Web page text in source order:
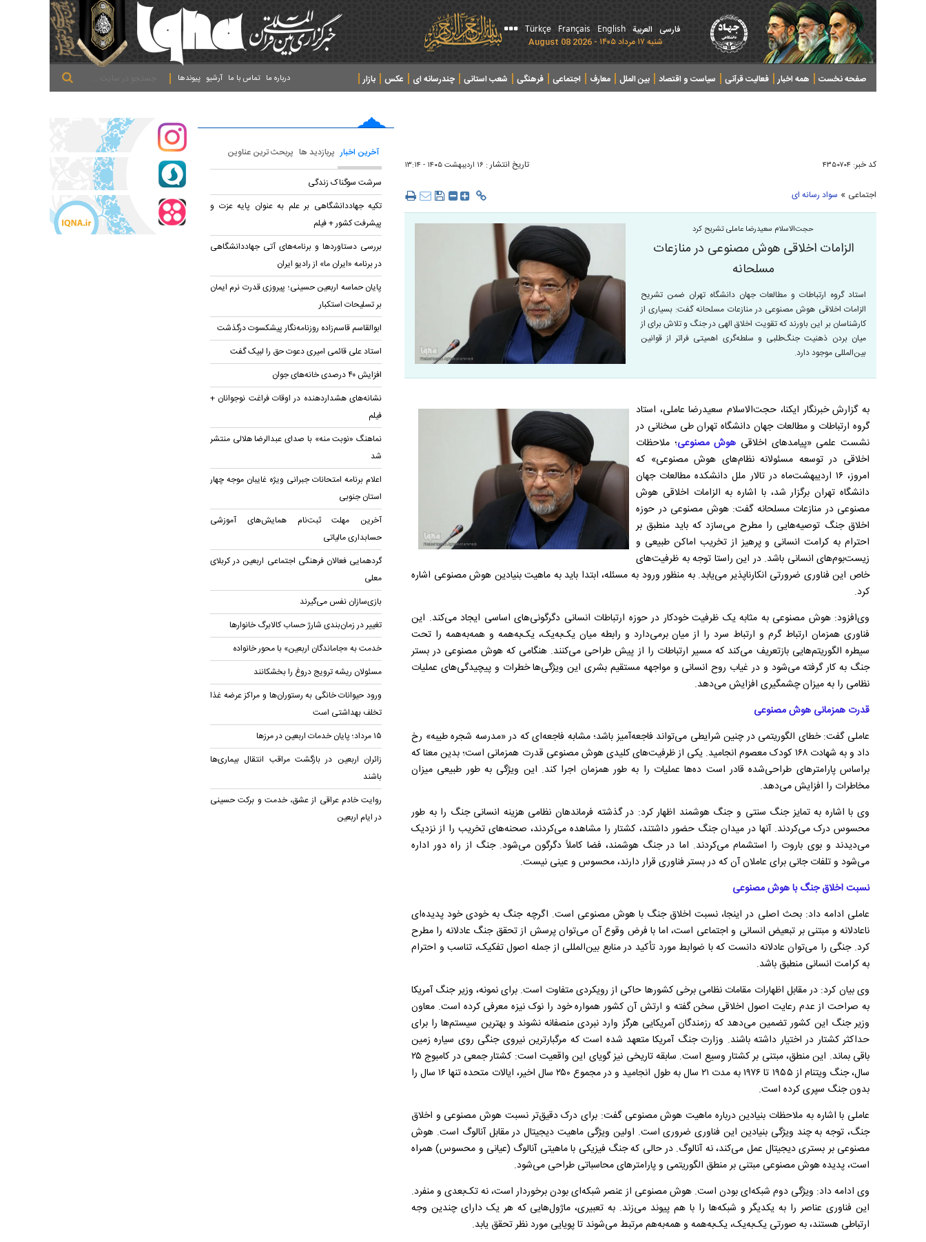
فارسی العربیة English
Français
Türkçe
شنبه ۱۷ مرداد ۱۴۰۵ - 2026 August 08
صفحه نخست همه اخبار فعالیت قرآنی سیاست و اقتصاد بین الملل معارف اجتماعی فرهنگی شعب استانی چندرسانه ای عکس
بازار
پیوندها آرشیو تماس با ما درباره ما
کد خبر: ۴۳۵۰۷۰۴ تاریخ انتشار : ۱۶ ارديبهشت ۱۴۰۵ - ۱۳:۱۴
اجتماعی » سواد رسانه ای
حجت‌الاسلام سعیدرضا عاملی تشریح کرد
الزامات اخلاقی هوش مصنوعی در منازعات
مسلحانه
استاد گروه ارتباطات و مطالعات جهان دانشگاه تهران ضمن تشریح
الزامات اخلاقی هوش مصنوعی در منازعات مسلحانه گفت: بسیاری از
کارشناسان بر این باورند که تقویت اخلاق الهی در جنگ و تلاش برای از
میان بردن ذهنیت جنگ‌طلبی و سلطه‌گری اهمیتی فراتر از قوانین
بین‌المللی موجود دارد.
به گزارش خبرنگار ایکنا، حجت‌الاسلام سعیدرضا عاملی، استاد
گروه ارتباطات و مطالعات جهان دانشگاه تهران طی سخنانی در
نشست علمی «پیامد‌های اخلاقی هوش مصنوعی؛ ملاحظات
اخلاقی در توسعه مسئولانه نظام‌های هوش مصنوعی» که
امروز، ۱۶ اردیبهشت‌ماه در تالار ملل دانشکده مطالعات جهان
دانشگاه تهران برگزار شد، با اشاره به الزامات اخلاقی هوش
مصنوعی در منازعات مسلحانه گفت: هوش مصنوعی در حوزه
اخلاق جنگ توصیه‌هایی را مطرح می‌سازد که باید منطبق بر
احترام به کرامت انسانی و پرهیز از تخریب اماکن طبیعی و
زیست‌بوم‌های انسانی باشد. در این راستا توجه به ظرفیت‌های
خاص این فناوری ضرورتی انکارناپذیر می‌یابد. به منظور ورود به مسئله، ابتدا باید به ماهیت بنیادین هوش مصنوعی اشاره
کرد.
وی‌افزود: هوش مصنوعی به مثابه یک ظرفیت خودکار در حوزه ارتباطات انسانی دگرگونی‌های اساسی ایجاد می‌کند. این
فناوری همزمان ارتباط گرم و ارتباط سرد را از میان برمی‌دارد و رابطه میان یک‌به‌یک، یک‌به‌همه و همه‌به‌همه را تحت
سیطره الگوریتم‌هایی بازتعریف می‌کند که مسیر ارتباطات را از پیش طراحی می‌کنند. هنگامی که هوش مصنوعی در بستر
جنگ به کار گرفته می‌شود و در غیاب روح انسانی و مواجهه مستقیم بشری این ویژگی‌ها خطرات و پیچیدگی‌های عملیات
نظامی را به میزان چشمگیری افزایش می‌دهد.
قدرت همزمانی هوش مصنوعی
عاملی گفت: خطای الگوریتمی در چنین شرایطی می‌تواند فاجعه‌آمیز باشد؛ مشابه فاجعه‌ای که در «مدرسه شجره طیبه» رخ
داد و به شهادت ۱۶۸ کودک معصوم انجامید. یکی از ظرفیت‌های کلیدی هوش مصنوعی قدرت همزمانی است؛ بدین معنا که
براساس پارامتر‌های طراحی‌شده قادر است ده‌ها عملیات را به طور همزمان اجرا کند. این ویژگی به طور طبیعی میزان
مخاطرات را افزایش می‌دهد.
وی با اشاره به تمایز جنگ سنتی و جنگ هوشمند اظهار کرد: در گذشته فرماندهان نظامی هزینه انسانی جنگ را به طور
محسوس درک می‌کردند. آنها در میدان جنگ حضور داشتند، کشتار را مشاهده می‌کردند، صحنه‌های تخریب را از نزدیک
می‌دیدند و بوی باروت را استشمام می‌کردند. اما در جنگ هوشمند، فضا کاملاً دگرگون می‌شود. جنگ از راه دور اداره
می‌شود و تلفات جانی برای عاملان آن که در بستر فناوری قرار دارند، محسوس و عینی نیست.
نسبت اخلاق جنگ با هوش مصنوعی
عاملی ادامه داد: بحث اصلی در اینجا، نسبت اخلاق جنگ با هوش مصنوعی است. اگرچه جنگ به خودی خود پدیده‌ای
ناعادلانه و مبتنی بر تبعیض انسانی و اجتماعی است، اما با فرض وقوع آن می‌توان پرسش از تحقق جنگ عادلانه را مطرح
کرد. جنگی را می‌توان عادلانه دانست که با ضوابط مورد تأکید در منابع بین‌المللی از جمله اصول تفکیک، تناسب و احترام
به کرامت انسانی منطبق باشد.
وی بیان کرد: در مقابل اظهارات مقامات نظامی برخی کشور‌ها حاکی از رویکردی متفاوت است. برای نمونه، وزیر جنگ آمریکا
به صراحت از عدم رعایت اصول اخلاقی سخن گفته و ارتش آن کشور همواره خود را نوک نیزه معرفی کرده است. معاون
وزیر جنگ این کشور تضمین می‌دهد که رزمندگان آمریکایی هرگز وارد نبردی منصفانه نشوند و بهترین سیستم‌ها را برای
حداکثر کشتار در اختیار داشته باشند. وزارت جنگ آمریکا متعهد شده است که مرگبارترین نیروی جنگی روی سیاره زمین
باقی بماند. این منطق، مبتنی بر کشتار وسیع است. سابقه تاریخی نیز گویای این واقعیت است: کشتار جمعی در کامبوج ۲۵
سال، جنگ ویتنام از ۱۹۵۵ تا ۱۹۷۶ به مدت ۲۱ سال به طول انجامید و در مجموع ۲۵۰ سال اخیر، ایالات متحده تنها ۱۶ سال را
بدون جنگ سپری کرده است.
عاملی با اشاره به ملاحظات بنیادین درباره ماهیت هوش مصنوعی گفت: برای درک دقیق‌تر نسبت هوش مصنوعی و اخلاق
جنگ، توجه به چند ویژگی بنیادین این فناوری ضروری است. اولین ویژگی ماهیت دیجیتال در مقابل آنالوگ است. هوش
مصنوعی بر بستری دیجیتال عمل می‌کند، نه آنالوگ. در حالی که جنگ فیزیکی با ماهیتی آنالوگ (عیانی و محسوس) همراه
است، پدیده هوش مصنوعی مبتنی بر منطق الگوریتمی و پارامتر‌های محاسباتی طراحی می‌شود.
وی ادامه داد: ویژگی دوم شبکه‌ای بودن است. هوش مصنوعی از عنصر شبکه‌ای بودن برخوردار است، نه تک‌بعدی و منفرد.
این فناوری عناصر را به یکدیگر و شبکه‌ها را با هم پیوند می‌زند. به تعبیری، ماژول‌هایی که هر یک دارای چندین وجه
ارتباطی هستند، به صورتی یک‌به‌یک، یک‌به‌همه و همه‌به‌هم مرتبط می‌شوند تا پویایی مورد نظر تحقق یابد.
آخرین اخبار پربازدید ها پربحث ترین عناوین
سرشت سوگناک زندگی
تکیه جهاددانشگاهی بر علم به عنوان پایه عزت و
پیشرفت کشور + فیلم
بررسی دستاوردها و برنامه‌های آتی جهاددانشگاهی
در برنامه «ایران ما» از رادیو ایران
پایان حماسه‌ اربعین حسینی؛ پیروزی قدرت نرم ایمان
بر تسلیحات استکبار
ابوالقاسم قاسم‌زاده روزنامه‌نگار پیشکسوت درگذشت
استاد علی قائمی امیری دعوت حق را لبیک گفت
افزایش ۴۰ درصدی خانه‌های جوان
نشانه‌های هشداردهنده در اوقات فراغت نوجوانان +
فیلم
نماهنگ «نوبت منه» با صدای عبدالرضا هلالی منتشر
شد
اعلام برنامه امتحانات جبرانی ویژه غایبان موجه چهار
استان جنوبی
آخرین مهلت ثبت‌نام همایش‌های آموزشی
حسابداری مالياتی
گردهمایی فعالان فرهنگی اجتماعی اربعین در کربلای
معلی
بازی‌سازان نفس می‌گیرند
تغییر در زمان‌بندی شارژ حساب کالابرگ خانوار‌ها
خدمت به «جاماندگان اربعین» با محور خانواده
مسئولان ریشه ترویج دروغ را بخشکانند
ورود حیوانات خانگی به رستوران‌ها و مراکز عرضه غذا
تخلف بهداشتی است
۱۵ مرداد؛ پایان خدمات اربعین در مرزها
زائران اربعین در بازگشت مراقب انتقال بیماری‌ها
باشند
روایت خادم عراقی از عشق، خدمت و برکت حسینی
در ایام اربعین